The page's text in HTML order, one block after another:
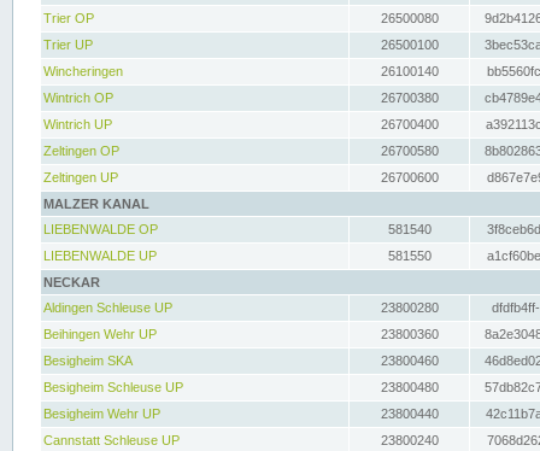
Trier OP
26500080
Trier UP
26500100
Wincheringen
26100140
Wintrich OP
26700380
Wintrich UP
26700400
Zeltingen OP
26700580
Zeltingen UP
26700600
MALZER KANAL
LIEBENWALDE OP
581540
LIEBENWALDE UP
581550
NECKAR
Aldingen Schleuse UP
23800280
Beihingen Wehr UP
23800360
Besigheim SKA
23800460
Besigheim Schleuse UP
23800480
Besigheim Wehr UP
23800440
Cannstatt Schleuse UP
23800240